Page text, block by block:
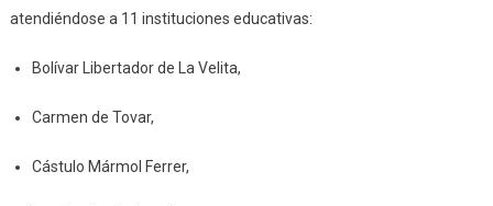
atendiéndose a 11 instituciones educativas:
Bolívar Libertador de La Velita,
Carmen de Tovar,
Cástulo Mármol Ferrer,